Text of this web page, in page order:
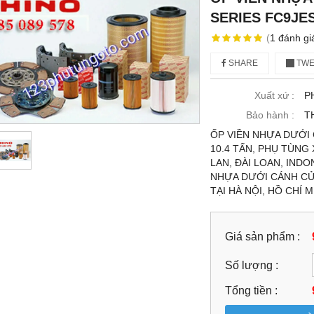
SERIES
(1 đánh
SHARE
Xuất xứ :
Bảo hành :
ỐP VIỀN NHỰA DƯỚI
10.4 TẤN, PHỤ TÙNG
LAN, ĐÀI LOAN,
NHỰA DƯỚI CÁNH
TẠI HÀ NỘI, HỒ CHÍ
Giá sản phẩm :
Số lượng :
Tổng tiền :